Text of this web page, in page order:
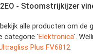
- Stoomstrijkijzer
alle producten om de
categorie 'Elektronica'.
Plus FV6812.